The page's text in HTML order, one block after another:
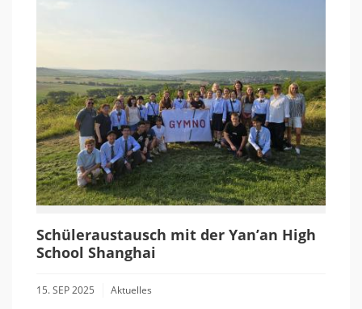
Schüleraustausch mit der Yan’an High
School Shanghai
15. SEP 2025 Aktuelles